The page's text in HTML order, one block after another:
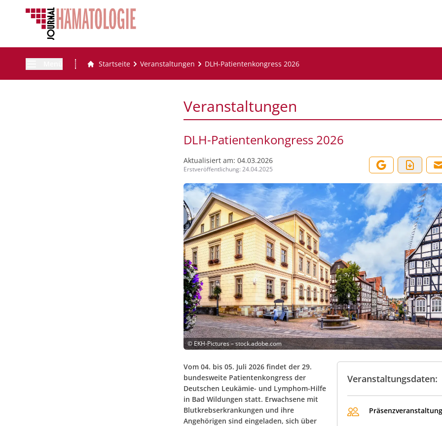
Startseite Veranstaltungen DLH-Patientenkongress 2026
Veranstaltungen
DLH-Patientenkongress 2026
Aktualisiert am: 04.03.2026
Erstveröffentlichung: 24.04.2025
©EKH-Pictures – stock.adobe.com
Veranstaltungsdaten:
Präsenzveranstaltung
Vom 04. bis 05. Juli 2026 findet der 29.
bundesweite Patientenkongress der
Deutschen Leukämie- und Lymphom-Hilfe
in Bad Wildungen statt. Erwachsene mit
Blutkrebserkrankungen und ihre
Angehörigen sind eingeladen, sich über